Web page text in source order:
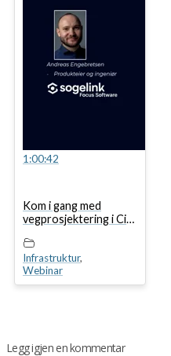
1:00:42
Kom i gang med
vegprosjektering i Civil
Infrastruktur,
Webinar
Legg igjen en kommentar